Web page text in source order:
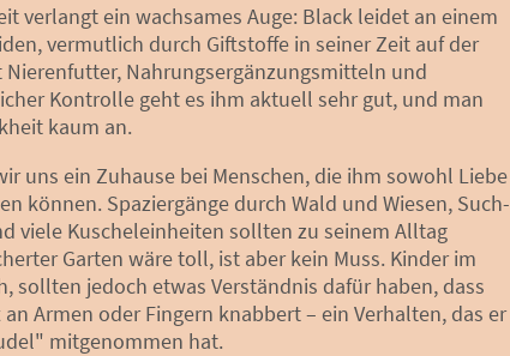
verlangt ein wachsames Auge: Black leidet an einem
vermutlich durch Giftstoffe in seiner Zeit auf der
Nierenfutter, Nahrungsergänzungsmitteln und
Kontrolle geht es ihm aktuell sehr gut, und man
kaum an.
uns ein Zuhause bei Menschen, die ihm sowohl Liebe
können. Spaziergänge durch Wald und Wiesen, Such-
viele Kuscheleinheiten sollten zu seinem Alltag
Garten wäre toll, ist aber kein Muss. Kinder im
sollten jedoch etwas Verständnis dafür haben, dass
Armen oder Fingern knabbert – ein Verhalten, das er
mitgenommen hat.